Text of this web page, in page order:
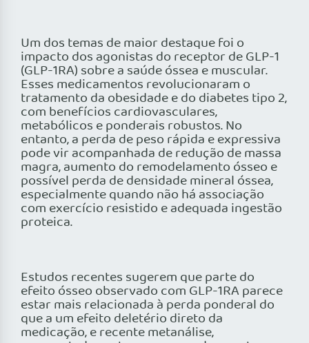
Um dos temas de maior destaque foi o
impacto dos agonistas do receptor de GLP-1
(GLP-1RA) sobre a saúde óssea e muscular.
Esses medicamentos revolucionaram o
tratamento da obesidade e do diabetes tipo 2,
com benefícios cardiovasculares,
metabólicos e ponderais robustos. No
entanto, a perda de peso rápida e expressiva
pode vir acompanhada de redução de massa
magra, aumento do remodelamento ósseo e
possível perda de densidade mineral óssea,
especialmente quando não há associação
com exercício resistido e adequada ingestão
proteica.
Estudos recentes sugerem que parte do
efeito ósseo observado com GLP-1RA parece
estar mais relacionada à perda ponderal do
que a um efeito deletério direto da
medicação, e recente metanálise,